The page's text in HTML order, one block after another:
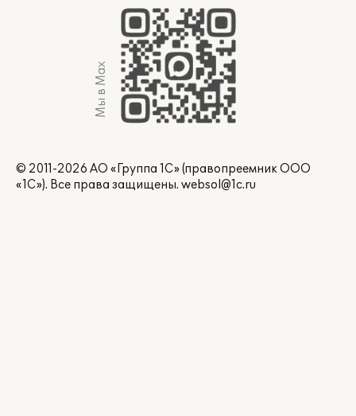
Мы в Max
© 2011-2026 АО «Группа 1С» (правопреемник ООО
«1С»). Все права защищены. websol@1c.ru